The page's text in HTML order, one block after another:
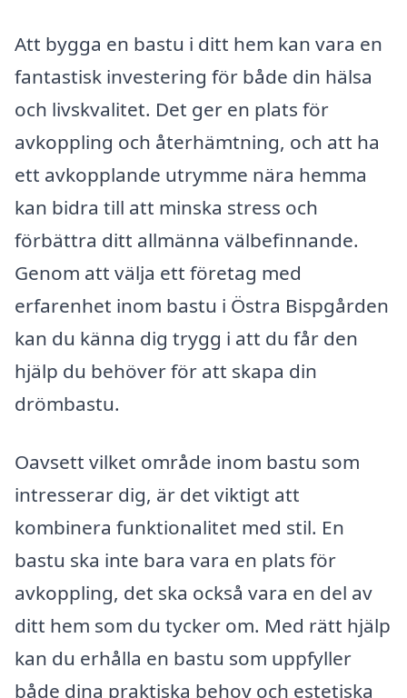
Att bygga en bastu i ditt hem kan vara en
fantastisk investering för både din hälsa
och livskvalitet. Det ger en plats för
avkoppling och återhämtning, och att ha
ett avkopplande utrymme nära hemma
kan bidra till att minska stress och
förbättra ditt allmänna välbefinnande.
Genom att välja ett företag med
erfarenhet inom bastu i Östra Bispgården
kan du känna dig trygg i att du får den
hjälp du behöver för att skapa din
drömbastu.
Oavsett vilket område inom bastu som
intresserar dig, är det viktigt att
kombinera funktionalitet med stil. En
bastu ska inte bara vara en plats för
avkoppling, det ska också vara en del av
ditt hem som du tycker om. Med rätt hjälp
kan du erhålla en bastu som uppfyller
både dina praktiska behov och estetiska